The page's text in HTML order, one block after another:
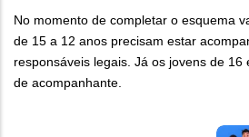
No momento de completar o esquema
de 15 a 12 anos precisam estar
responsáveis legais. Já os jovens de 16
de acompanhante.